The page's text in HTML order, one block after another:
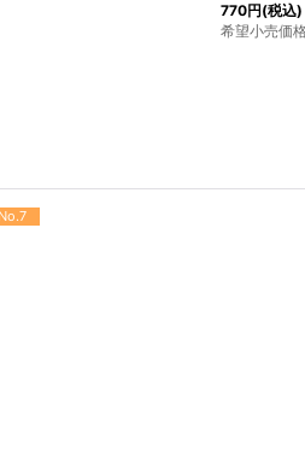
770円(税込)
希望小売価
No.11